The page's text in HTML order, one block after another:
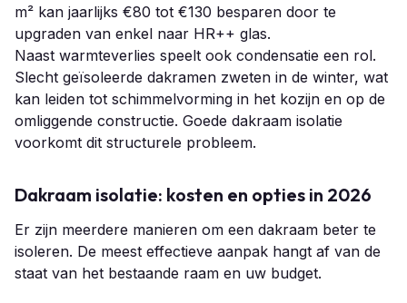
m² kan jaarlijks €80 tot €130 besparen door te
upgraden van enkel naar HR++ glas.
Naast warmteverlies speelt ook condensatie een rol.
Slecht geïsoleerde dakramen zweten in de winter, wat
kan leiden tot schimmelvorming in het kozijn en op de
omliggende constructie. Goede dakraam isolatie
voorkomt dit structurele probleem.
Dakraam isolatie: kosten en opties in 2026
Er zijn meerdere manieren om een dakraam beter te
isoleren. De meest effectieve aanpak hangt af van de
staat van het bestaande raam en uw budget.